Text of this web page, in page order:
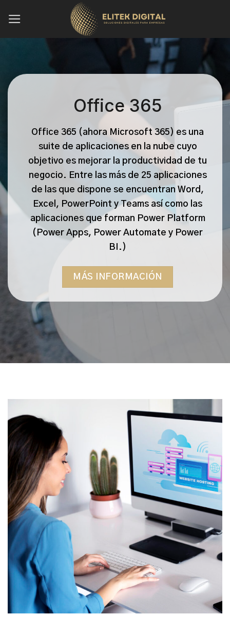
Office 365
Office 365 (ahora Microsoft 365) es una
suite de aplicaciones en la nube cuyo
objetivo es mejorar la productividad de tu
negocio. Entre las más de 25 aplicaciones
de las que dispone se encuentran Word,
Excel, PowerPoint y Teams así como las
aplicaciones que forman Power Platform
(Power Apps, Power Automate y Power
BI.)
MÁS INFORMACIÓN